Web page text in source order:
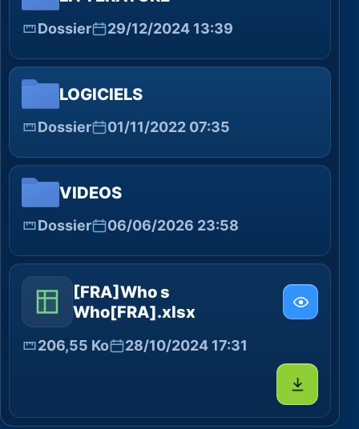
Dossier 29/12/2024 13:39
LOGICIELS
Dossier 01/11/2022 07:35
VIDEOS
Dossier 06/06/2026 23:58
[FRA]Who s
Who[FRA].xlsx
206,55 Ko 28/10/2024 17:31